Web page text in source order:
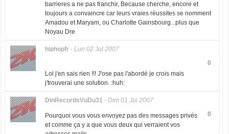
barrieres a ne pas franchir, Because cherche, encore et
toujours a convaincre car leurs vraies réussites se nomment
Amadou et Maryam, ou Charlotte Gainsbourg...plus que
Noyau Dre
hiphopfr- Lun 02 Jul 2007
0
Lol j'en sais rien !!! J'ose pas l'abordé je crois mais
j'trouverai une solution. :huh:
DinRecordsVuDu31- Dim 01 Jul 2007
0
Pourquoi vous vous envoyez pas des messages privés
et comme ça y a que vous deux qui verraient vos